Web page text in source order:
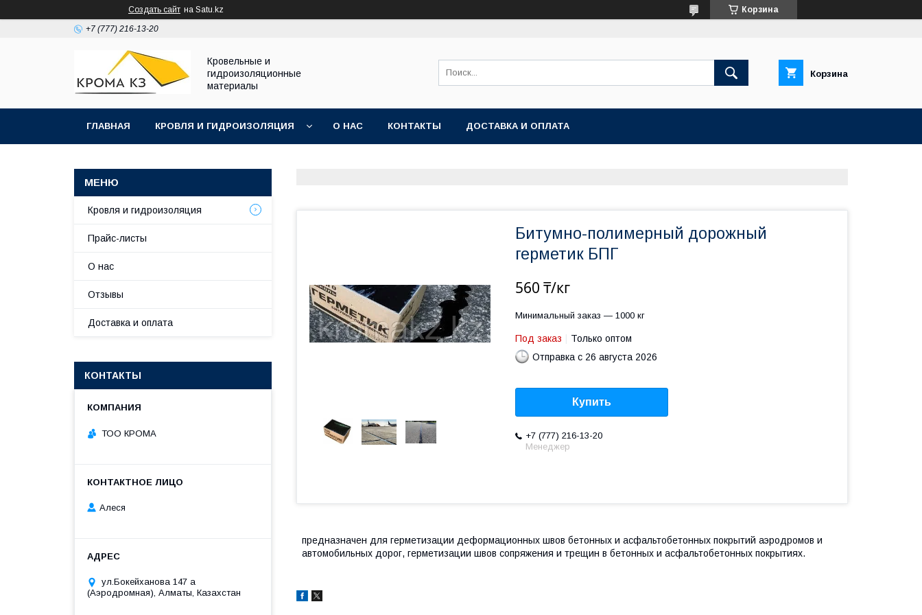
Создать сайт на Satu.kz Корзина
+7 (777) 216-13-20
Кровельные и
гидроизоляционные
материалы
Корзина
ГЛАВНАЯ КРОВЛЯ И ГИДРОИЗОЛЯЦИЯ О НАС КОНТАКТЫ ДОСТАВКА И ОПЛАТА
Битумно-полимерный дорожный
герметик БПГ
560 ₸/кг
Минимальный заказ — 1000 кг
Под заказ
Только оптом
Отправка с 26 августа 2026
Купить
+7 (777) 216-13-20
Менеджер
предназначен для герметизации деформационных швов бетонных и асфальтобетонных покрытий аэродромов и
автомобильных дорог, герметизации швов сопряжения и трещин в бетонных и асфальтобетонных покрытиях.
Кровля и гидроизоляция
Прайс-листы
О нас
Отзывы
Доставка и оплата
КОНТАКТЫ
ТОО КРОМА
Алеся
ул.Бокейханова 147 а
(Аэродромная), Алматы, Казахстан